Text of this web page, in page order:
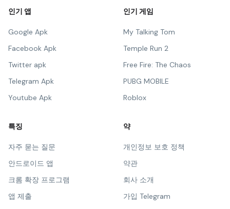
인기 앱
Google Apk
Facebook Apk
Twitter apk
Telegram Apk
Youtube Apk
인기 게임
My Talking Tom
Temple Run 2
Free Fire: The Chaos
PUBG MOBILE
Roblox
특징
자주 묻는 질문
안드로이드 앱
크롬 확장 프로그램
앱 제출
약
개인정보 보호 정책
약관
회사 소개
가입 Telegram